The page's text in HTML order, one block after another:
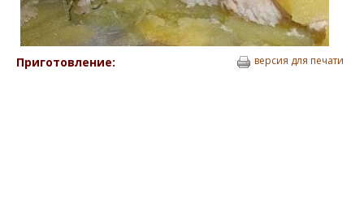
Приготовление: версия для печати